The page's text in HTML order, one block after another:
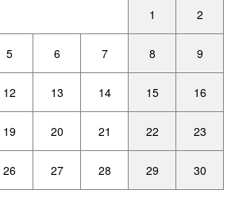
1 2
5 6 7 8 9
12 13 14 15 16
19 20 21 22 23
26 27 28 29 30